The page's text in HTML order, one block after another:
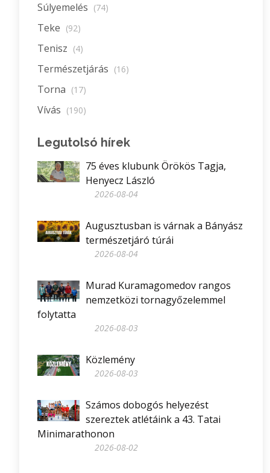
Súlyemelés (74)
Teke (92)
Tenisz (4)
Természetjárás (16)
Torna (17)
Vívás (190)
Legutolsó hírek
75 éves klubunk Örökös Tagja,
Henyecz László
2026-08-04
Augusztusban is várnak a Bányász
természetjáró túrái
2026-08-04
Murad Kuramagomedov rangos
nemzetközi tornagyőzelemmel
folytatta
2026-08-03
Közlemény
2026-08-03
Számos dobogós helyezést
szereztek atlétáink a 43. Tatai
Minimarathonon
2026-08-02